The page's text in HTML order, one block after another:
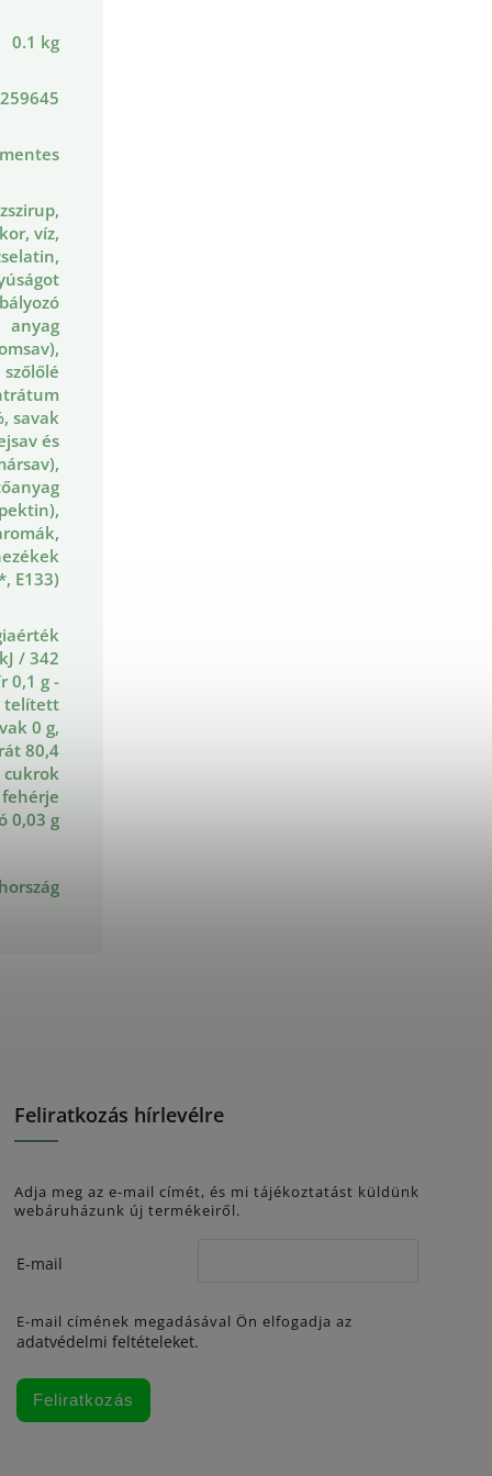
0.1 kg
víz,
anyag
szőlőlé
savak
és
E133)
/ 342
0,1 g -
telített
0 g,
80,4
cukrok
0,03 g
Feliratkozás hírlevélre
Adja meg az e-mail címét, és mi tájékoztatást küldünk
webáruházunk új termékeiről.
E-mail
E-mail címének megadásával Ön elfogadja az
adatvédelmi feltételeket.
Feliratkozás